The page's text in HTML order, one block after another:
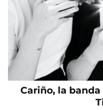
Cariño, la